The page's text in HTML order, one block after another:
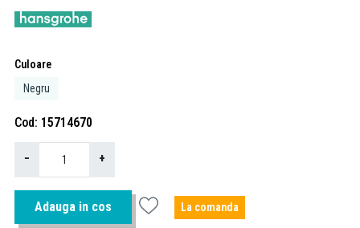
Culoare
Negru
Cod 15714670
− +
Adauga in cos La comanda